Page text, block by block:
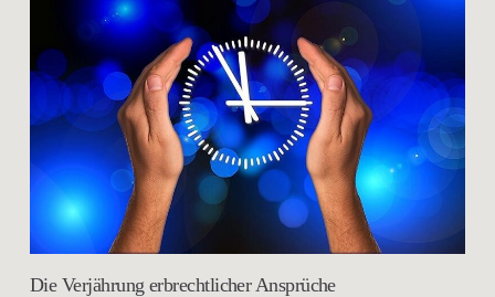
Die Verjährung erbrechtlicher Ansprüche